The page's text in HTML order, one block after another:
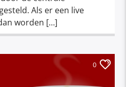
Als er een live
worden […]
0